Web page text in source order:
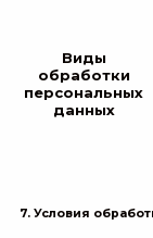
Виды
обработки
персональных
данных
7. Условия